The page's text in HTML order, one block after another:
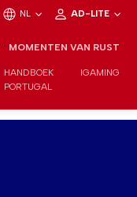
NL AD-LITE
MOMENTEN VAN RUST
HANDBOEK
PORTUGAL
IGAMING